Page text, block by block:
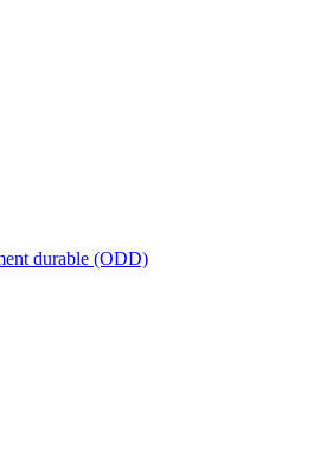
durable (ODD)